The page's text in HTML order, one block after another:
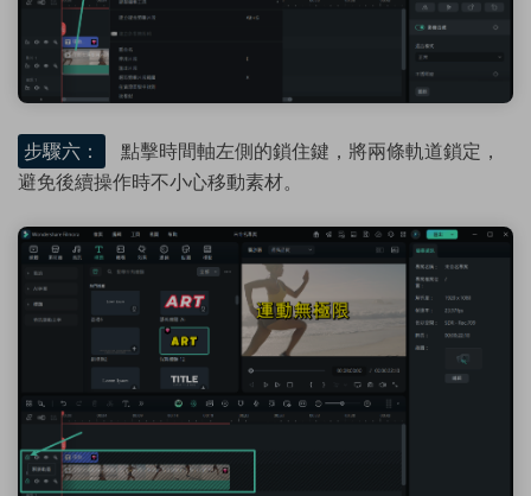
步驟六：
點擊時間軸左側的鎖住鍵，將兩條軌道鎖定，
避免後續操作時不小心移動素材。